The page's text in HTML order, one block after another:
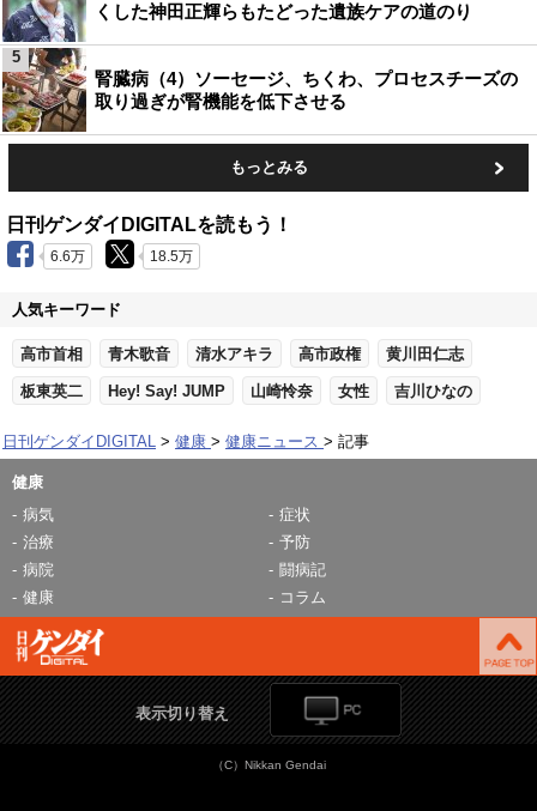
くした神田正輝らもたどった遺族ケアの道のり
腎臓病（4）ソーセージ、ちくわ、プロセスチーズの
取り過ぎが腎機能を低下させる
5
もっとみる
日刊ゲンダイDIGITALを読もう！
6.6万 18.5万
人気キーワード
高市首相 青木歌音 清水アキラ 高市政権 黄川田仁志
板東英二 Hey! Say! JUMP 山崎怜奈 女性 吉川ひなの
日刊ゲンダイDIGITAL 健康 健康ニュース 記事
健康
病気
症状
治療
予防
病院
闘病記
健康
コラム
表示切り替え
（C）Nikkan Gendai